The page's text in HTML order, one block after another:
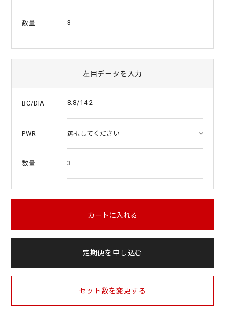
数量 3
左目データを入力
BC/DIA 8.8/14.2
PWR
数量 3
カートに入れる
定期便を申し込む
セット数を変更する